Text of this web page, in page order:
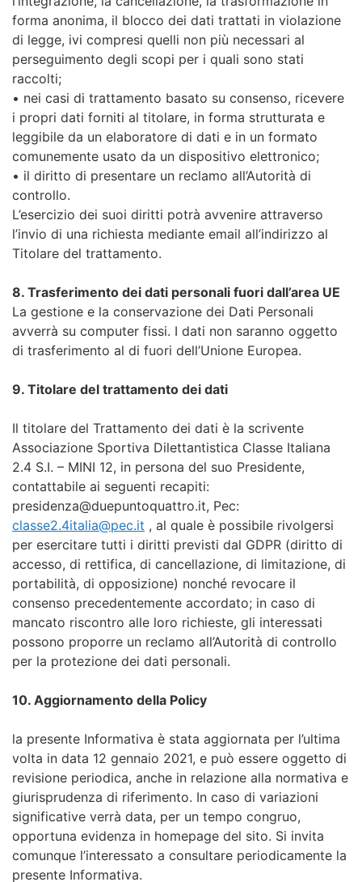
forma anonima, il blocco dei dati trattati in violazione
di legge, ivi compresi quelli non più necessari al
perseguimento degli scopi per i quali sono stati
raccolti;
• nei casi di trattamento basato su consenso, ricevere
i propri dati forniti al titolare, in forma strutturata e
leggibile da un elaboratore di dati e in un formato
comunemente usato da un dispositivo elettronico;
• il diritto di presentare un reclamo all’Autorità di
controllo.
L’esercizio dei suoi diritti potrà avvenire attraverso
l’invio di una richiesta mediante email all’indirizzo al
Titolare del trattamento.
8. Trasferimento dei dati personali fuori dall’area UE
La gestione e la conservazione dei Dati Personali
avverrà su computer fissi. I dati non saranno oggetto
di trasferimento al di fuori dell’Unione Europea.
9. Titolare del trattamento dei dati
Il titolare del Trattamento dei dati è la scrivente
Associazione Sportiva Dilettantistica Classe Italiana
2.4 S.I. – MINI 12, in persona del suo Presidente,
contattabile ai seguenti recapiti:
presidenza@duepuntoquattro.it, Pec:
classe2.4italia@pec.it , al quale è possibile rivolgersi
per esercitare tutti i diritti previsti dal GDPR (diritto di
accesso, di rettifica, di cancellazione, di limitazione, di
portabilità, di opposizione) nonché revocare il
consenso precedentemente accordato; in caso di
mancato riscontro alle loro richieste, gli interessati
possono proporre un reclamo all’Autorità di controllo
per la protezione dei dati personali.
10. Aggiornamento della Policy
la presente Informativa è stata aggiornata per l’ultima
volta in data 12 gennaio 2021, e può essere oggetto di
revisione periodica, anche in relazione alla normativa e
giurisprudenza di riferimento. In caso di variazioni
significative verrà data, per un tempo congruo,
opportuna evidenza in homepage del sito. Si invita
comunque l’interessato a consultare periodicamente la
presente Informativa.